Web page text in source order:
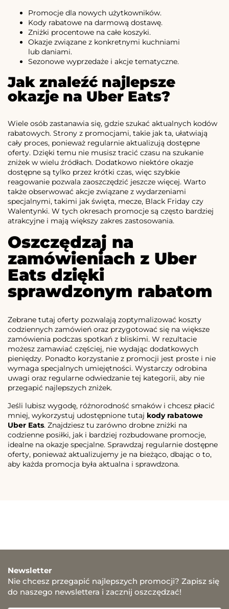
Promocje dla nowych użytkowników.
Kody rabatowe na darmową dostawę.
Zniżki procentowe na całe koszyki.
Okazje związane z konkretnymi kuchniami
lub daniami.
Sezonowe wyprzedaże i akcje tematyczne.
Jak znaleźć najlepsze
okazje na Uber Eats?
Wiele osób zastanawia się, gdzie szukać aktualnych kodów
rabatowych. Strony z promocjami, takie jak ta, ułatwiają
cały proces, ponieważ regularnie aktualizują dostępne
oferty. Dzięki temu nie musisz tracić czasu na szukanie
zniżek w wielu źródłach. Dodatkowo niektóre okazje
dostępne są tylko przez krótki czas, więc szybkie
reagowanie pozwala zaoszczędzić jeszcze więcej. Warto
także obserwować akcje związane z wydarzeniami
specjalnymi, takimi jak święta, mecze, Black Friday czy
Walentynki. W tych okresach promocje są często bardziej
atrakcyjne i mają większy zakres zastosowania.
Oszczędzaj na
zamówieniach z Uber
Eats dzięki
sprawdzonym rabatom
Zebrane tutaj oferty pozwalają zoptymalizować koszty
codziennych zamówień oraz przygotować się na większe
zamówienia podczas spotkań z bliskimi. W rezultacie
możesz zamawiać częściej, nie wydając dodatkowych
pieniędzy. Ponadto korzystanie z promocji jest proste i nie
wymaga specjalnych umiejętności. Wystarczy odrobina
uwagi oraz regularne odwiedzanie tej kategorii, aby nie
przegapić najlepszych zniżek.
Jeśli lubisz wygodę, różnorodność smaków i chcesz płacić
mniej, wykorzystuj udostępnione tutaj kody rabatowe
Uber Eats. Znajdziesz tu zarówno drobne zniżki na
codzienne posiłki, jak i bardziej rozbudowane promocje,
idealne na okazje specjalne. Sprawdzaj regularnie dostępne
oferty, ponieważ aktualizujemy je na bieżąco, dbając o to,
aby każda promocja była aktualna i sprawdzona.
Newsletter
Nie chcesz przegapić najlepszych promocji? Zapisz się
do naszego newslettera i zacznij oszczędzać!